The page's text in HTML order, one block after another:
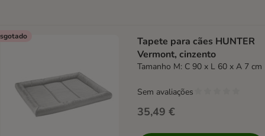
Tapete para cães HUNTER
Vermont, cinzento
Tamanho M: C 90 x L 60 x A 7 cm
35,49 €
Sem avaliações